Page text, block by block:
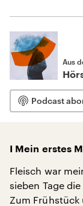
Aus
Podcast
I Mein erstes
Fleisch war
sieben Tage
Zum